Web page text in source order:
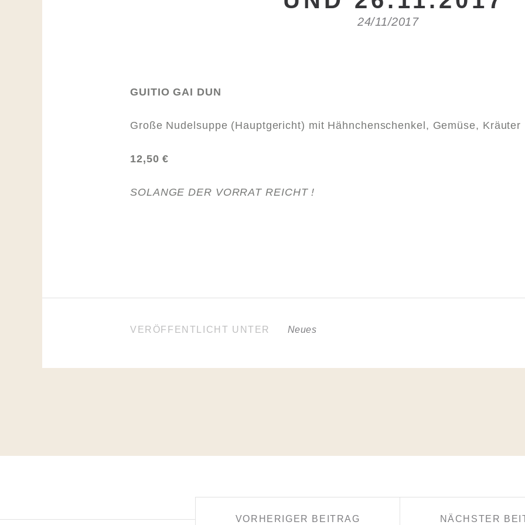
24/11/2017
GUITIO GAI DUN
Große Nudelsuppe (Hauptgericht) mit Hähnchenschenkel, Gemüse,
12,50 €
SOLANGE DER VORRAT REICHT !
VERÖFFENTLICHT UNTER Neues
VORHERIGER BEITRAG NÄCHSTER